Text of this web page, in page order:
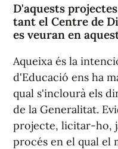
D'aquests
tant el Centre de
es veuran en
Aqueixa és la
d'Educació ens ha
qual s'inclourà els
de la Generalitat.
projecte, licitar-ho,
procés en el qual el